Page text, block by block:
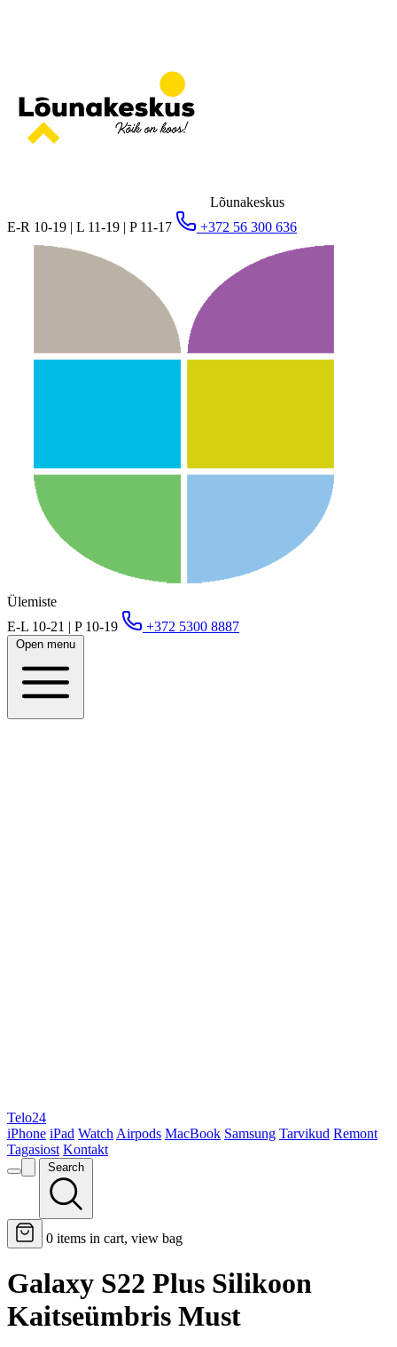
Lõunakeskus
E-R 10-19 | L 11-19 | P 11-17
+372 56 300 636
Ülemiste
E-L 10-21 | P 10-19
+372 5300 8887
Open menu
Telo24
iPhone iPad Watch Airpods MacBook Samsung Tarvikud Remont
Tagasiost Kontakt
Search
0 items in cart, view bag
Galaxy S22 Plus Silikoon
Kaitseümbris Must